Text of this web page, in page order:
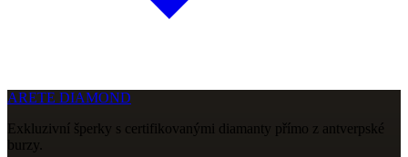
ARETE DIAMOND
Exkluzivní šperky s certifikovanými diamanty přímo z antverpské
burzy.